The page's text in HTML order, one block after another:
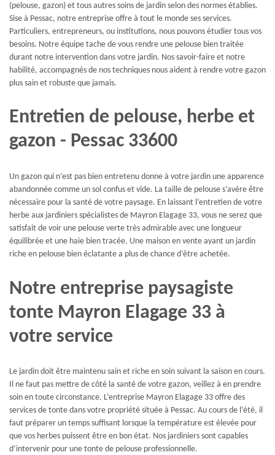
(pelouse, gazon) et tous autres soins de jardin selon des normes établies.
Sise à Pessac, notre entreprise offre à tout le monde ses services.
Particuliers, entrepreneurs, ou institutions, nous pouvons étudier tous vos
besoins. Notre équipe tache de vous rendre une pelouse bien traitée
durant notre intervention dans votre jardin. Nos savoir-faire et notre
habilité, accompagnés de nos techniques nous aident à rendre votre gazon
plus sain et robuste que jamais.
Entretien de pelouse, herbe et
gazon - Pessac 33600
Un gazon qui n’est pas bien entretenu donne à votre jardin une apparence
abandonnée comme un sol confus et vide. La taille de pelouse s’avère être
nécessaire pour la santé de votre paysage. En laissant l’entretien de votre
herbe aux jardiniers spécialistes de Mayron Elagage 33, vous ne serez que
satisfait de voir une pelouse verte très admirable avec une longueur
équilibrée et une haie bien tracée. Une maison en vente ayant un jardin
riche en pelouse bien éclatante a plus de chance d’être achetée.
Notre entreprise paysagiste
tonte Mayron Elagage 33 à
votre service
Le jardin doit être maintenu sain et riche en soin suivant la saison en cours.
Il ne faut pas mettre de côté la santé de votre gazon, veillez à en prendre
soin en toute circonstance. L’entreprise Mayron Elagage 33 offre des
services de tonte dans votre propriété située à Pessac. Au cours de l’été, il
faut préparer un temps suffisant lorsque la température est élevée pour
que vos herbes puissent être en bon état. Nos jardiniers sont capables
d’intervenir pour une tonte de pelouse professionnelle.